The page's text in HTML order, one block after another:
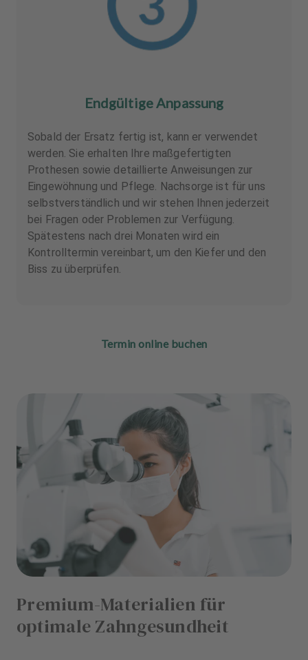
Endgültige Anpassung
Sobald der Ersatz fertig ist, kann er verwendet
werden. Sie erhalten Ihre maßgefertigten
Prothesen sowie detaillierte Anweisungen zur
Eingewöhnung und Pflege. Nachsorge ist für uns
selbstverständlich und wir stehen Ihnen jederzeit
bei Fragen oder Problemen zur Verfügung.
Spätestens nach drei Monaten wird ein
Kontrolltermin vereinbart, um den Kiefer und den
Biss zu überprüfen.
Termin online buchen
Premium-Materialien für
optimale Zahngesundheit